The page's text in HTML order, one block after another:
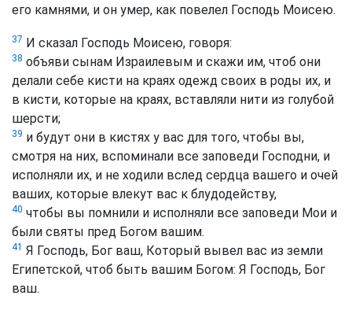
его камнями, и он умер, как повелел Господь Моисею.
37 И сказал Господь Моисею, говоря:
38 объяви сынам Израилевым и скажи им, чтоб они
делали себе кисти на краях одежд своих в роды их, и
в кисти, которые на краях, вставляли нити из голубой
шерсти;
39 и будут они в кистях у вас для того, чтобы вы,
смотря на них, вспоминали все заповеди Господни, и
исполняли их, и не ходили вслед сердца вашего и очей
ваших, которые влекут вас к блудодейству,
40 чтобы вы помнили и исполняли все заповеди Мои и
были святы пред Богом вашим.
41 Я Господь, Бог ваш, Который вывел вас из земли
Египетской, чтоб быть вашим Богом: Я Господь, Бог
ваш.